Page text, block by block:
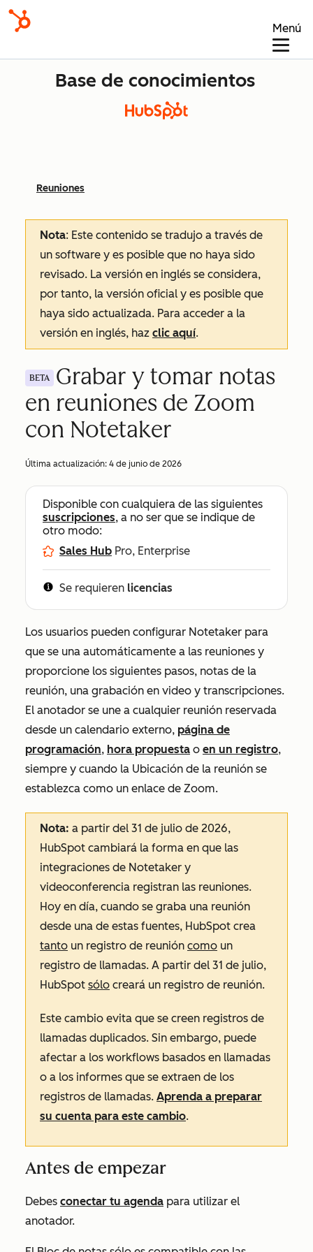
Menú
Base de conocimientos
Reuniones
Nota: Este contenido se tradujo a través de
un software y es posible que no haya sido
revisado. La versión en inglés se considera,
por tanto, la versión oficial y es posible que
haya sido actualizada. Para acceder a la
versión en inglés, haz clic aquí.
BETA
Grabar y tomar notas
en reuniones de Zoom
con Notetaker
Última actualización: 4 de junio de 2026
Disponible con cualquiera de las siguientes
suscripciones, a no ser que se indique de
otro modo:
Sales Hub Pro, Enterprise
Se requieren licencias
Los usuarios pueden configurar Notetaker para
que se una automáticamente a las reuniones y
proporcione los siguientes pasos, notas de la
reunión, una grabación en video y transcripciones.
El anotador se une a cualquier reunión reservada
desde un calendario externo, página de
programación, hora propuesta o en un registro,
siempre y cuando la Ubicación de la reunión se
establezca como un enlace de Zoom.
Nota: a partir del 31 de julio de 2026,
HubSpot cambiará la forma en que las
integraciones de Notetaker y
videoconferencia registran las reuniones.
Hoy en día, cuando se graba una reunión
desde una de estas fuentes, HubSpot crea
tanto un registro de reunión como un
registro de llamadas. A partir del 31 de julio,
HubSpot sólo creará un registro de reunión.
Este cambio evita que se creen registros de
llamadas duplicados. Sin embargo, puede
afectar a los workflows basados en llamadas
o a los informes que se extraen de los
registros de llamadas. Aprenda a preparar
su cuenta para este cambio.
Antes de empezar
Debes conectar tu agenda para utilizar el
anotador.